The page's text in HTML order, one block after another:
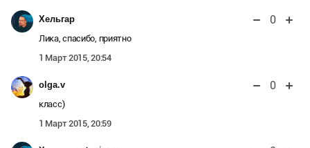
Хельгар 0
Лика, спасибо, приятно
1 Март 2015, 20:54
olga.v 0
класс)
1 Март 2015, 20:59